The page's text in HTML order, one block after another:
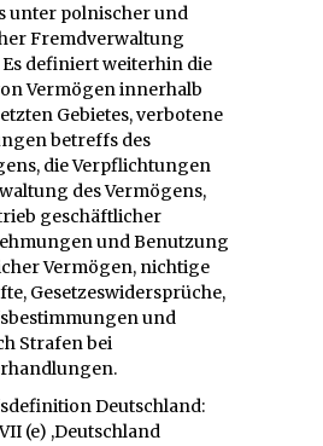
unter polnischer und
Fremdverwaltung
Es definiert weiterhin die
Vermögen innerhalb
Gebietes, verbotene
betreffs des
die Verpflichtungen
des Vermögens,
geschäftlicher
und Benutzung
Vermögen, nichtige
Gesetzeswidersprüche,
und
Strafen bei
Deutschland:
(e) ,Deutschland